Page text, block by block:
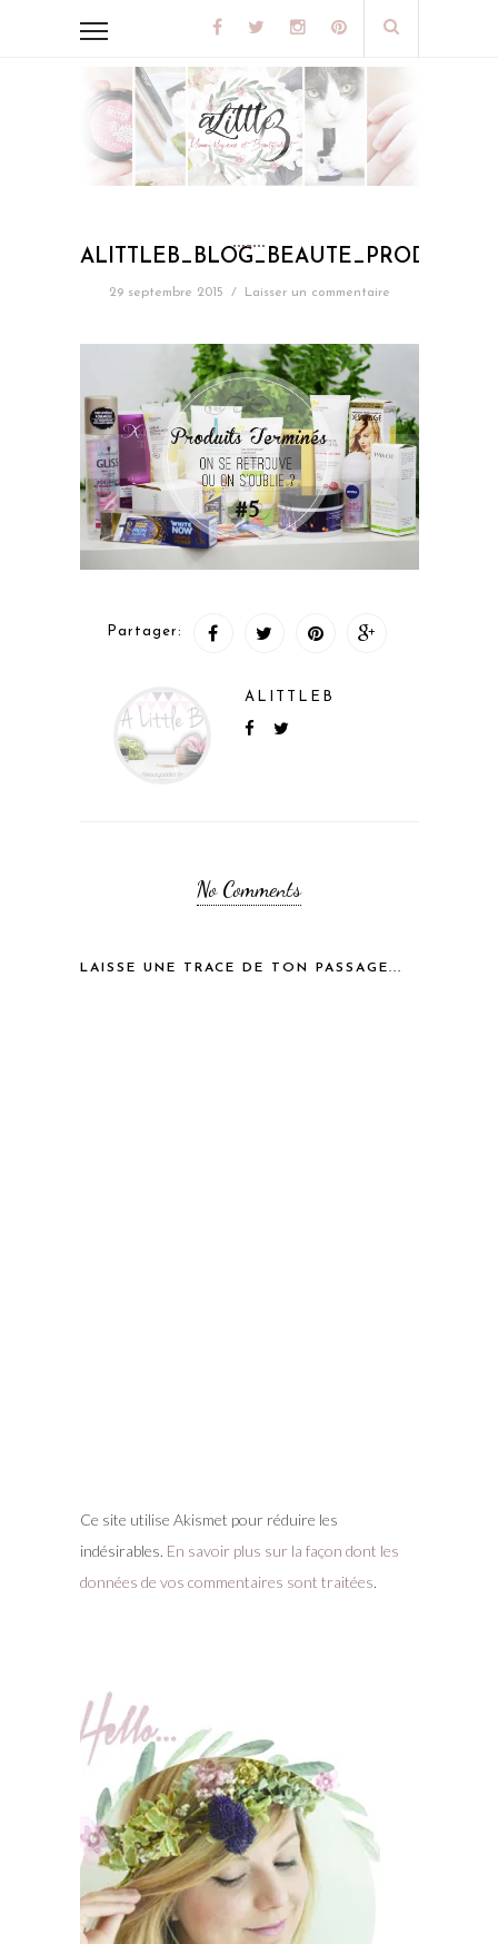
29 septembre 2015 / Laisser un commentaire
Partager:
ALITTLEB
No Comments
LAISSE UNE TRACE DE TON PASSAGE...
Ce site utilise Akismet pour réduire les
indésirables. En savoir plus sur la façon dont les
données de vos commentaires sont traitées.